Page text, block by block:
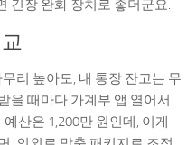
긴장 완화 장치로 좋더군요.
리 높아도, 내 통장 잔고는 무
을 때마다 가계부 앱 열어서
산은 1,200만 원인데, 이게